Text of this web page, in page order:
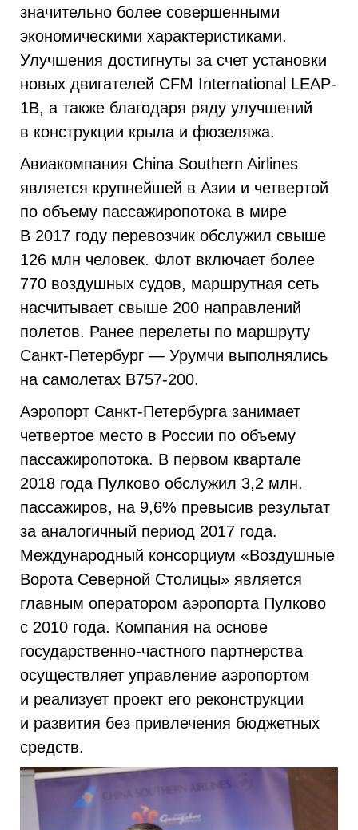
значительно более совершенными
экономическими характеристиками.
Улучшения достигнуты за счет установки
новых двигателей CFM International LEAP-
1B, а также благодаря ряду улучшений
в конструкции крыла и фюзеляжа.
Авиакомпания China Southern Airlines
является крупнейшей в Азии и четвертой
по объему пассажиропотока в мире
В 2017 году перевозчик обслужил свыше
126 млн человек. Флот включает более
770 воздушных судов, маршрутная сеть
насчитывает свыше 200 направлений
полетов. Ранее перелеты по маршруту
Санкт-Петербург — Урумчи выполнялись
на самолетах B757-200.
Аэропорт Санкт-Петербурга занимает
четвертое место в России по объему
пассажиропотока. В первом квартале
2018 года Пулково обслужил 3,2 млн.
пассажиров, на 9,6% превысив результат
за аналогичный период 2017 года.
Международный консорциум «Воздушные
Ворота Северной Столицы» является
главным оператором аэропорта Пулково
с 2010 года. Компания на основе
государственно-частного партнерства
осуществляет управление аэропортом
и реализует проект его реконструкции
и развития без привлечения бюджетных
средств.